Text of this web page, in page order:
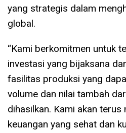
yang strategis dalam
global.
“Kami berkomitmen untuk
investasi yang bijaksana
fasilitas produksi yang
volume dan nilai tambah
dihasilkan. Kami akan
keuangan yang sehat dan